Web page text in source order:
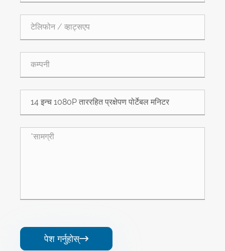
पेश गर्नुहोस्